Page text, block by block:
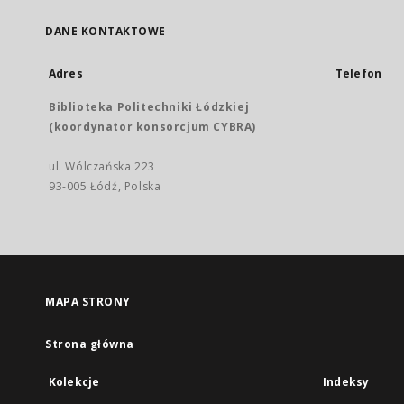
DANE KONTAKTOWE
Adres
Biblioteka Politechniki Łódzkiej
(koordynator konsorcjum CYBRA)
ul. Wólczańska 223
93-005 Łódź, Polska
Telefon
MAPA STRONY
Strona główna
Kolekcje Indeksy